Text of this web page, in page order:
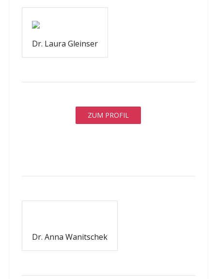
Dr. Laura Gleinser
ZUM PROFIL
Dr. Anna Wanitschek